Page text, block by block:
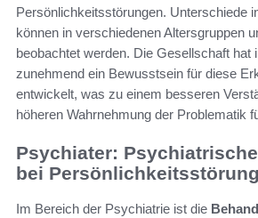
Persönlichkeitsstörungen. Unterschiede
können in verschiedenen Altersgruppen
beobachtet werden. Die Gesellschaft hat
zunehmend ein Bewusstsein für diese
entwickelt, was zu einem besseren
höheren Wahrnehmung der Problematik
Psychiater:
bei
Im Bereich der Psychiatrie ist die